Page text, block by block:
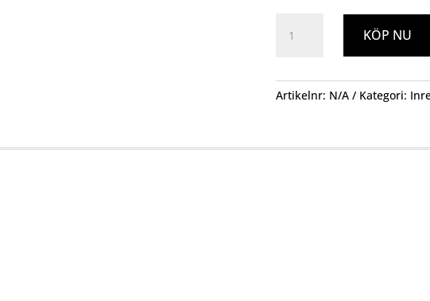
Mango
KÖP NU
Artikelnr: N/A Kategori: